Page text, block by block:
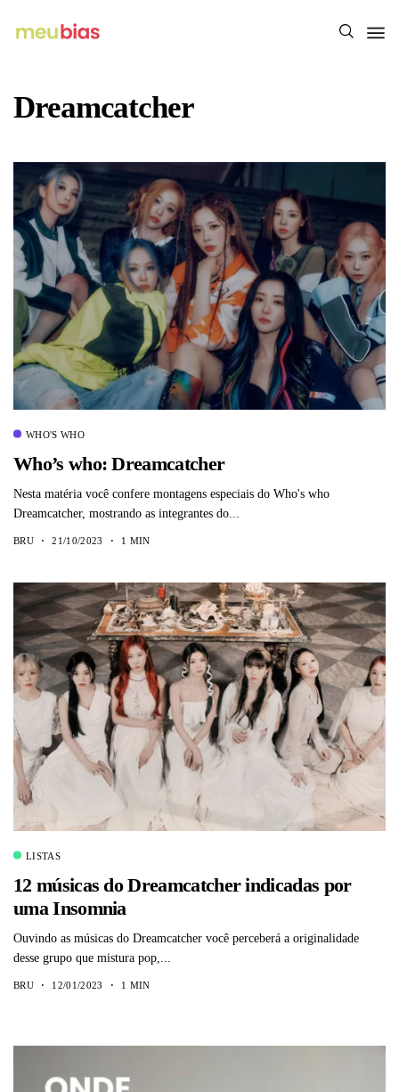
Dreamcatcher
WHO'S WHO
Who’s who: Dreamcatcher
Nesta matéria você confere montagens especiais do Who's who
Dreamcatcher, mostrando as integrantes do...
BRU 21/10/2023 1 MIN
LISTAS
12 músicas do Dreamcatcher indicadas por
uma Insomnia
Ouvindo as músicas do Dreamcatcher você perceberá a originalidade
desse grupo que mistura pop,...
BRU 12/01/2023 1 MIN